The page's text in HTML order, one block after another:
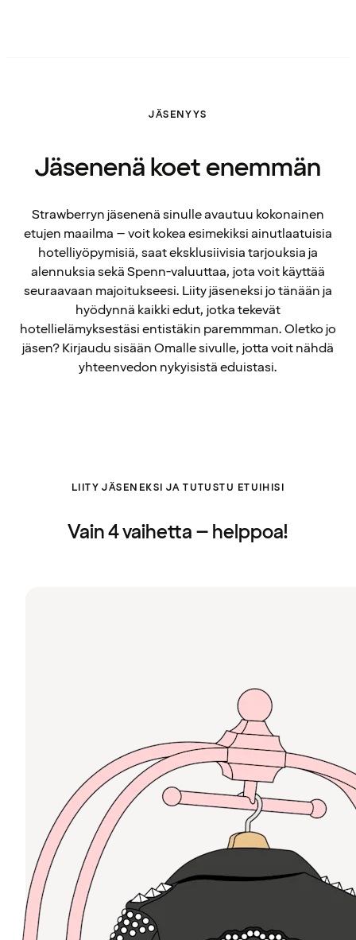
JÄSENYYS
Jäsenenä koet enemmän
Strawberryn jäsenenä sinulle avautuu kokonainen
etujen maailma – voit kokea esimekiksi ainutlaatuisia
hotelliyöpymisiä, saat eksklusiivisia tarjouksia ja
alennuksia sekä Spenn-valuuttaa, jota voit käyttää
seuraavaan majoitukseesi. Liity jäseneksi jo tänään ja
hyödynnä kaikki edut, jotka tekevät
hotellielämyksestäsi entistäkin paremmman. Oletko jo
jäsen? Kirjaudu sisään Omalle sivulle, jotta voit nähdä
yhteenvedon nykyisistä eduistasi.
LIITY JÄSENEKSI JA TUTUSTU ETUIHISI
Vain 4 vaihetta – helppoa!